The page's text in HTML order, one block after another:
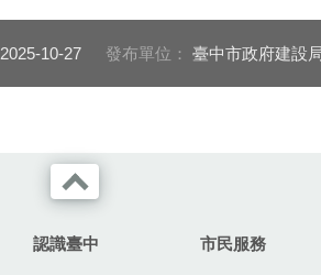
2025-10-27 發布單位： 臺中市政府建設
認識臺中 市民服務